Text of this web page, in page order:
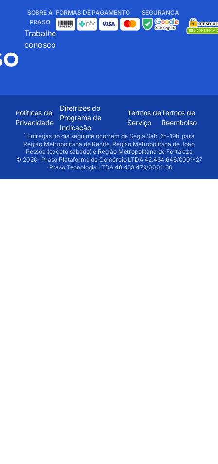
SOBRE A
PRASO
Trabalhe
conosco
FORMAS DE PAGAMENTO SEGURANÇA
Políticas de
Privacidade
Diretrizes do
Programa de
Indicação
Termos de
Serviço
Termos de
Reembolso
¹ Entregas no dia seguinte ocorrem de Seg a Sáb, 6h-19h, para
Região Metropolitana de Recife, Região Metropolitana de João
Pessoa (exceto sábado) e Região Metropolitana de Fortaleza
© 2026 · Praso Plataforma de Comércio LTDA 42.434.646/0001-27
· Praso Tecnologia LTDA 48.433.479/0001-86